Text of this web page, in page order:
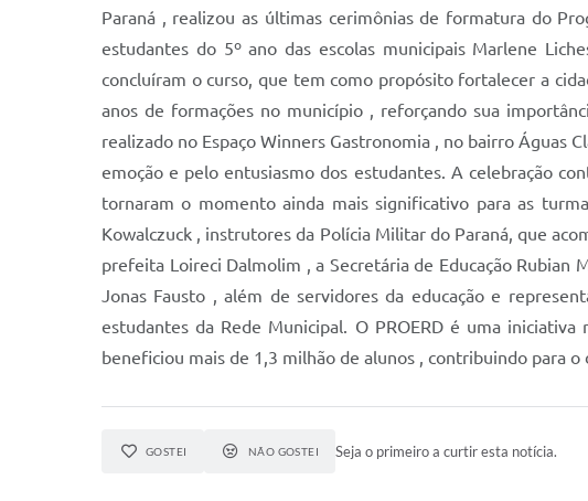
Paraná , realizou as últimas cerimônias de formatura do
estudantes do 5º ano das escolas municipais Marlene
concluíram o curso, que tem como propósito fortalecer a
anos de formações no município , reforçando sua
realizado no Espaço Winners Gastronomia , no bairro Águas
emoção e pelo entusiasmo dos estudantes. A celebração
tornaram o momento ainda mais significativo para as
Kowalczuck , instrutores da Polícia Militar do Paraná, que
prefeita Loireci Dalmolim , a Secretária de Educação Rubian
Jonas Fausto , além de servidores da educação e
estudantes da Rede Municipal. O PROERD é uma
beneficiou mais de 1,3 milhão de alunos , contribuindo para
GOSTEI NÃO GOSTEI Seja o primeiro a curtir esta notícia.